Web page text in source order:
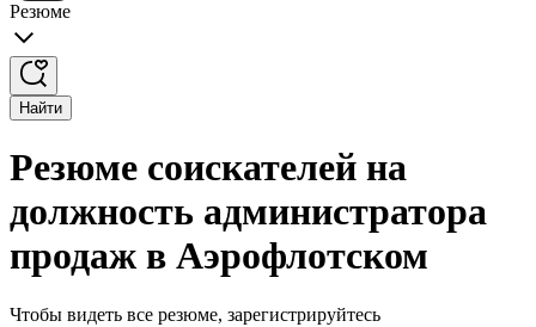
Резюме
Найти
Резюме соискателей на
должность администратора
продаж в Аэрофлотском
Чтобы видеть все резюме, зарегистрируйтесь